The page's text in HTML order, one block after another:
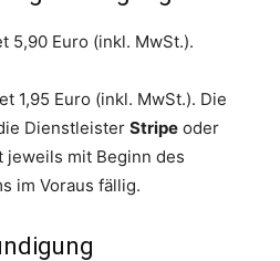
5,90 Euro (inkl. MwSt.).
1,95 Euro (inkl. MwSt.). Die
Dienstleister Stripe oder
jeweils mit Beginn des
im Voraus fällig.